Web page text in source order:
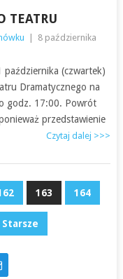
TEATRU
8 października
października (czwartek)
Dramatycznego na
godz. 17:00. Powrót
przedstawienie
Czytaj dalej >>>
163 164
Starsze